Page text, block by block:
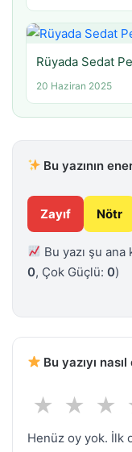
Rüyada Sedat
20 Haziran 2025
Bu yazının
Zayıf Nötr
Bu yazı şu
0, Çok Güçlü: 0)
Bu yazıyı
★ ★ ★
Henüz oy yok. İlk